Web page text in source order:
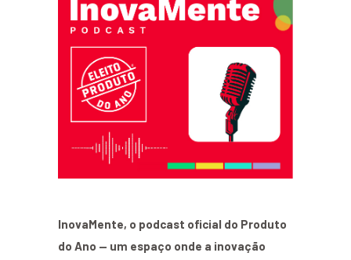
InovaMente, o podcast oficial do Produto
do Ano — um espaço onde a inovação